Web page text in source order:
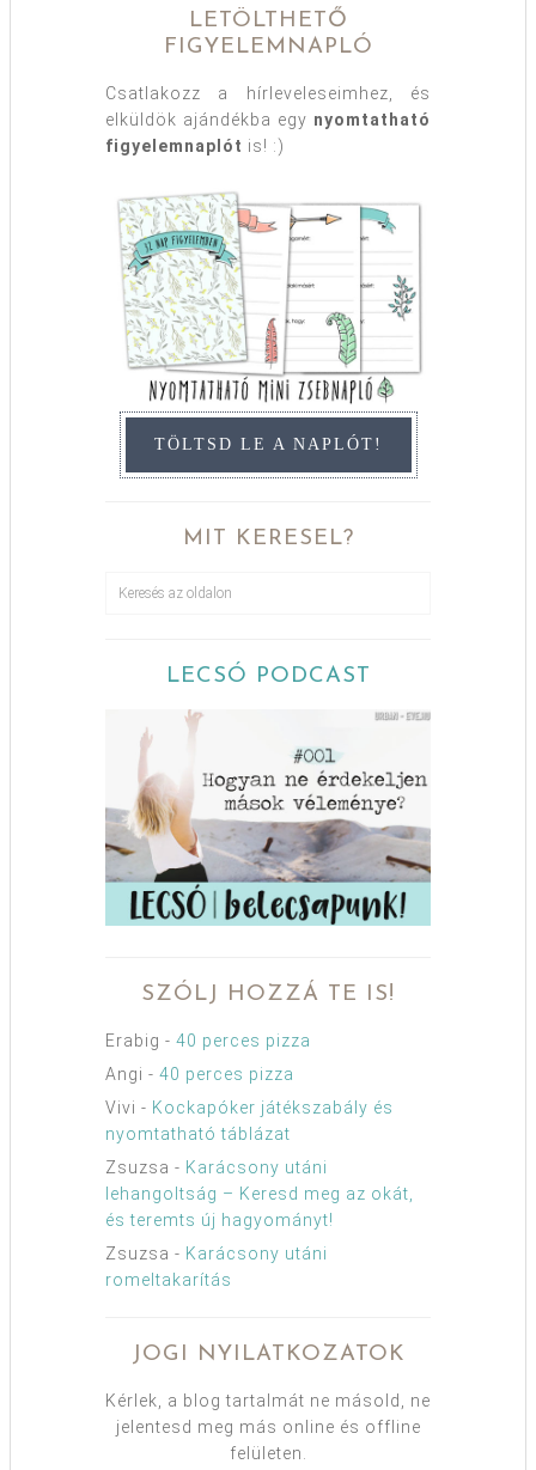
LETÖLTHETŐ
FIGYELEMNAPLÓ
Csatlakozz a hírleveleseimhez, és
elküldök ajándékba egy nyomtatható
figyelemnaplót is! :)
TÖLTSD LE A NAPLÓT!
MIT KERESEL?
LECSÓ PODCAST
SZÓLJ HOZZÁ TE IS!
Erabig - 40 perces pizza
Angi - 40 perces pizza
Vivi - Kockapóker játékszabály és
nyomtatható táblázat
Zsuzsa - Karácsony utáni
lehangoltság – Keresd meg az okát,
és teremts új hagyományt!
Zsuzsa - Karácsony utáni
romeltakarítás
JOGI NYILATKOZATOK
Kérlek, a blog tartalmát ne másold, ne
jelentesd meg más online és offline
felületen.